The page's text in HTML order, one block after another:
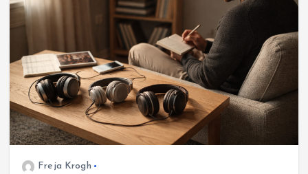
Freja Krogh